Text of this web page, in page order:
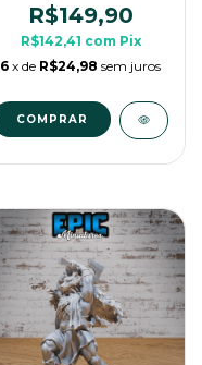
Enorme Para RPG de
Mesa
R$149,90
R$142,41 com Pix
6 x de R$24,98 sem juros